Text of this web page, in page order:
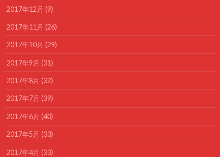
2017年12月 (9)
2017年11月 (26)
2017年10月 (29)
2017年9月 (31)
2017年8月 (32)
2017年7月 (39)
2017年6月 (40)
2017年5月 (33)
2017年4月 (33)